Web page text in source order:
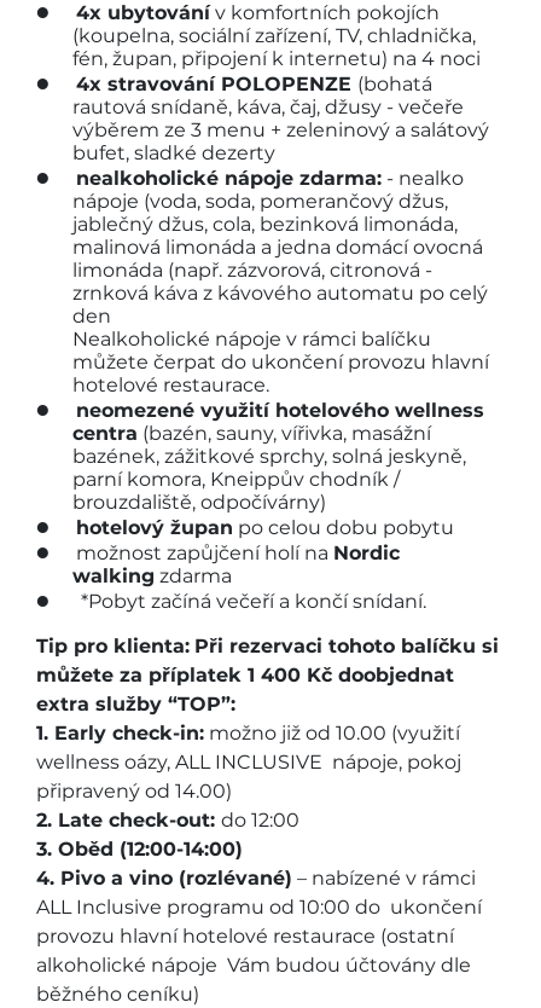
4x ubytovánív komfortních pokojích
(koupelna, sociální zařízení, TV, chladnička,
fén, župan, připojení k internetu) na 4 noci
4x stravování POLOPENZE (bohatá
rautová snídaně, káva, čaj, džusy - večeře
výběrem ze 3 menu + zeleninový a salátový
bufet, sladké dezerty
nealkoholické nápoje zdarma:- nealko
nápoje (voda, soda, pomerančový džus,
jablečný džus, cola, bezinková limonáda,
malinová limonáda a jedna domácí ovocná
limonáda (např. zázvorová, citronová -
zrnková káva z kávového automatu po celý
den
Nealkoholické nápoje v rámci balíčku
můžete čerpat do ukončení provozu hlavní
hotelové restaurace.
neomezené využití hotelového wellness
centra (bazén, sauny, vířivka, masážní
bazének, zážitkové sprchy, solná jeskyně,
parní komora, Kneippův chodník /
brouzdaliště, odpočívárny)
hotelový župan po celou dobu pobytu
možnost zapůjčení holí na Nordic
walking zdarma
*Pobyt začíná večeří a končí snídaní.
Tip pro klienta: Při rezervaci tohoto balíčku si
můžete za příplatek 1 400 Kč doobjednat
extra služby “TOP”:
1. Early check-in: možno již od 10.00 (využití
wellness oázy, ALL INCLUSIVE nápoje, pokoj
připravený od 14.00)
2. Late check-out: do 12:00
3. Oběd (12:00-14:00)
4. Pivo a vino (rozlévané) – nabízené v rámci
ALL Inclusive programu od 10:00 do ukončení
provozu hlavní hotelové restaurace (ostatní
alkoholické nápoje Vám budou účtovány dle
běžného ceníku)